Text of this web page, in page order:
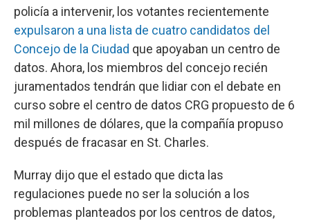
policía a intervenir, los votantes recientemente
expulsaron a una lista de cuatro candidatos del
Concejo de la Ciudad que apoyaban un centro de
datos. Ahora, los miembros del concejo recién
juramentados tendrán que lidiar con el debate en
curso sobre el centro de datos CRG propuesto de 6
mil millones de dólares, que la compañía propuso
después de fracasar en St. Charles.
Murray dijo que el estado que dicta las
regulaciones puede no ser la solución a los
problemas planteados por los centros de datos,